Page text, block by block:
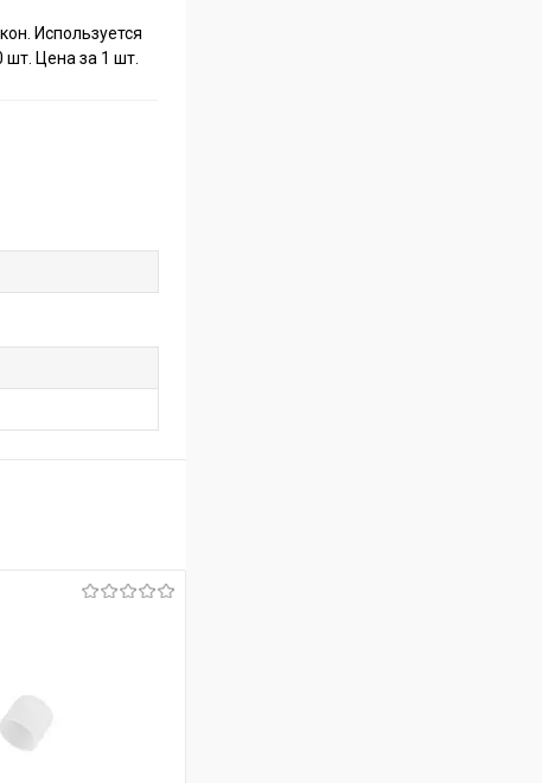
Используется
шт. Цена за 1 шт.